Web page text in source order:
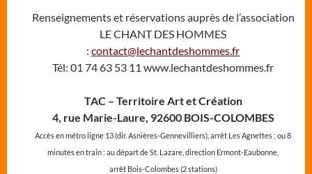
Renseignements et réservations auprès de l’association
LE CHANT DES HOMMES
: contact@lechantdeshommes.fr
Tél: 01 74 63 53 11 www.lechantdeshommes.fr
TAC – Territoire Art et Création
4, rue Marie-Laure, 92600 BOIS-COLOMBES
Accès en métro ligne 13 (dir. Asnières-Gennevilliers), arrêt Les Agnettes ; ou 8
minutes en train : au départ de St. Lazare, direction Ermont-Eaubonne,
arrêt Bois-Colombes (2 stations)